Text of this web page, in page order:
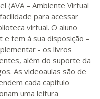
(AVA – Ambiente Virtual
para acessar
virtual. O aluno
e tem à sua disposição –
- os livros
além do suporte da
As videoaulas são de
cada capítulo
uma leitura